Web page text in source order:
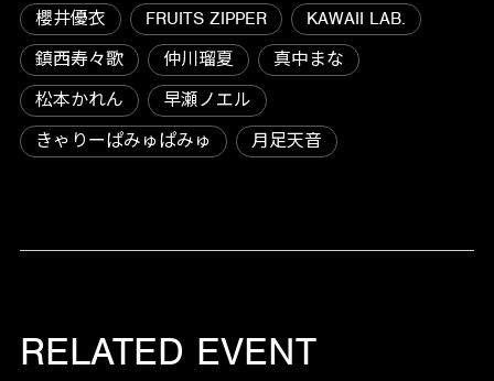
櫻井優衣 FRUITS ZIPPER
KAWAII LAB.
鎮西寿々歌
仲川瑠夏
真中まな
松本かれん
早瀬ノエル
きゃりーぱみゅぱみゅ
月足天音
RELATED EVENT